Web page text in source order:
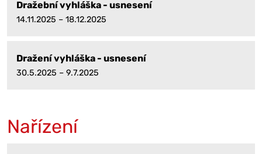
Dražební vyhláška - usnesení
14.11.2025 – 18.12.2025
Dražení vyhláška - usnesení
30.5.2025 – 9.7.2025
Nařízení